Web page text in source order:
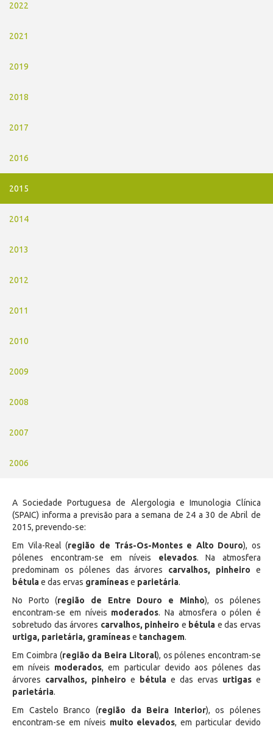
2022
2021
2019
2018
2017
2016
2015
2014
2013
2012
2011
2010
2009
2008
2007
2006
A Sociedade Portuguesa de Alergologia e Imunologia Clínica
(SPAIC) informa a previsão para a semana de 24 a 30 de Abril de
2015, prevendo-se:
Em Vila-Real (região de Trás-Os-Montes e Alto Douro), os
pólenes encontram-se em níveis elevados. Na atmosfera
predominam os pólenes das árvores carvalhos, pinheiroe
bétulae das ervas gramínease parietária.
No Porto (região de Entre Douro e Minho), os pólenes
encontram-se em níveis moderados. Na atmosfera o pólen é
sobretudo das árvores carvalhos, pinheiro e bétula e das ervas
urtiga, parietária, gramínease tanchagem.
Em Coimbra (região da Beira Litoral), os pólenes encontram-se
em níveis moderados, em particular devido aos pólenes das
árvores carvalhos, pinheiro e bétula e das ervas urtigas e
parietária.
Em Castelo Branco (região da Beira Interior), os pólenes
encontram-se em níveis muito elevados, em particular devido